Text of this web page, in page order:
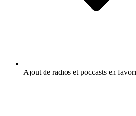
Ajout de radios et podcasts en